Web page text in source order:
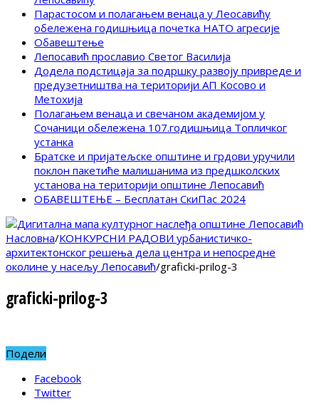
Парастосом и полагањем венаца у Леосавићу
обележена годишњица почетка НАТО агресије
Обавештење
Лепосавић прославио Светог Василија
Додела подстицаја за подршку развоју привреде и
предузетништва на територији АП Косово и
Метохија
Полагањем венаца и свечаном академијом у
Сочаници обележена 107.годишњица Топличког
устанка
Братске и пријатељске општине и грдови уручили
поклон пакетиће малишанима из предшколских
установа на територији општине Лепосавић
ОБАВЕШТЕЊЕ – Бесплатан СкиПас 2024
Насловна/КОНКУРСНИ РАДОВИ урбанистичко-
архитектонског решења дела центра и непосредне
околине у насељу Лепосавић/graficki-prilog-3
graficki-prilog-3
Подели
Facebook
Twitter